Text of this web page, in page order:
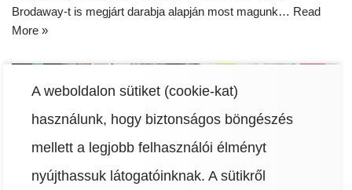
A weboldalon sütiket (cookie-kat)
használunk, hogy biztonságos böngészés
mellett a legjobb felhasználói élményt
nyújthassuk látogatóinknak.A sütikről
Brodaway-t is megjárt darabja alapján most magunk… Read
More »